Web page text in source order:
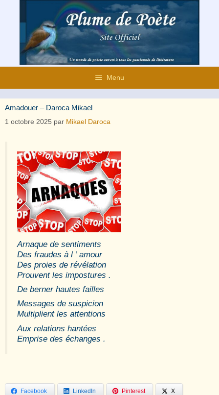
contenu
Menu
Amadouer – Daroca Mikael
1 octobre 2025 par Mikael Daroca
Arnaque de sentiments
Des fraudes à l ’ amour
Des proies de révélation
Prouvent les impostures .
De berner hautes failles
Messages de suspicion
Multiplient les attentions
Aux relations hantées
Emprise des échanges .
Facebook LinkedIn Pinterest X